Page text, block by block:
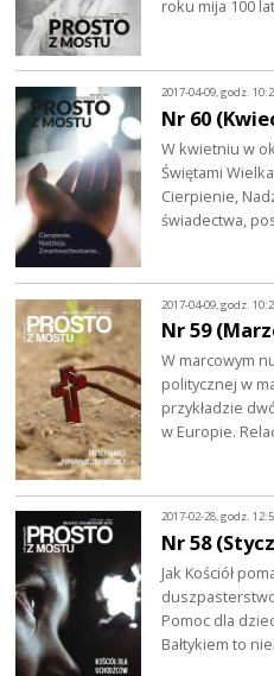
roku mija 100
2017-04-09, godz.
Nr 60
W kwietniu w
Świętami
Cierpienie,
świadectwa,
2017-04-09, godz.
Nr 59
W marcowym
politycznej w
przykładzie
w Europie.
2017-02-28, godz.
Nr 58
Jak Kościół
Pomoc dla
Bałtykiem to